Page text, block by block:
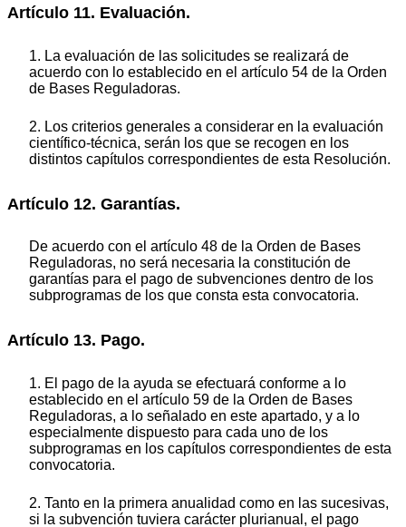
Artículo 11. Evaluación.
1. La evaluación de las solicitudes se realizará de
acuerdo con lo establecido en el artículo 54 de la Orden
de Bases Reguladoras.
2. Los criterios generales a considerar en la evaluación
científico-técnica, serán los que se recogen en los
distintos capítulos correspondientes de esta Resolución.
Artículo 12. Garantías.
De acuerdo con el artículo 48 de la Orden de Bases
Reguladoras, no será necesaria la constitución de
garantías para el pago de subvenciones dentro de los
subprogramas de los que consta esta convocatoria.
Artículo 13. Pago.
1. El pago de la ayuda se efectuará conforme a lo
establecido en el artículo 59 de la Orden de Bases
Reguladoras, a lo señalado en este apartado, y a lo
especialmente dispuesto para cada uno de los
subprogramas en los capítulos correspondientes de esta
convocatoria.
2. Tanto en la primera anualidad como en las sucesivas,
si la subvención tuviera carácter plurianual, el pago